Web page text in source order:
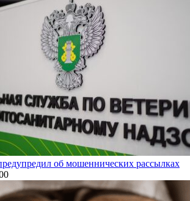
об мошеннических рассылках